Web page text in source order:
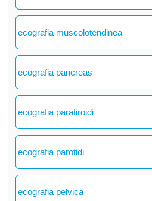
ecografia muscolotendinea
ecografia pancreas
ecografia paratiroidi
ecografia parotidi
ecografia pelvica